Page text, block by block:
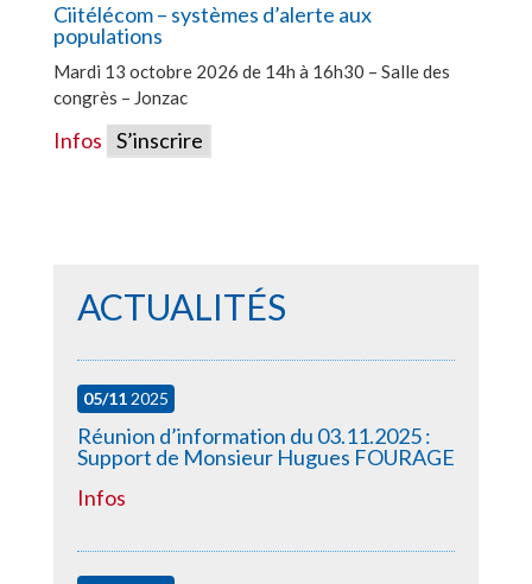
Ciitélécom – systèmes d’alerte aux
populations
Mardi 13 octobre 2026 de 14h à 16h30 – Salle des
congrès – Jonzac
Infos S’inscrire
ACTUALITÉS
05/112025
Réunion d’information du 03.11.2025 :
Support de Monsieur Hugues FOURAGE
Infos